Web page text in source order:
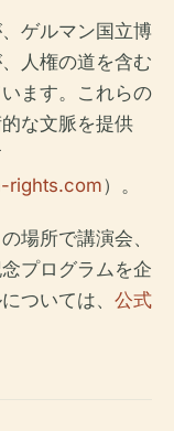
ゲルマン国立博
人権の道を含む
ます。これらの
な文脈を提供
rights.com）。
場所で講演会、
プログラムを企
ついては、 公式